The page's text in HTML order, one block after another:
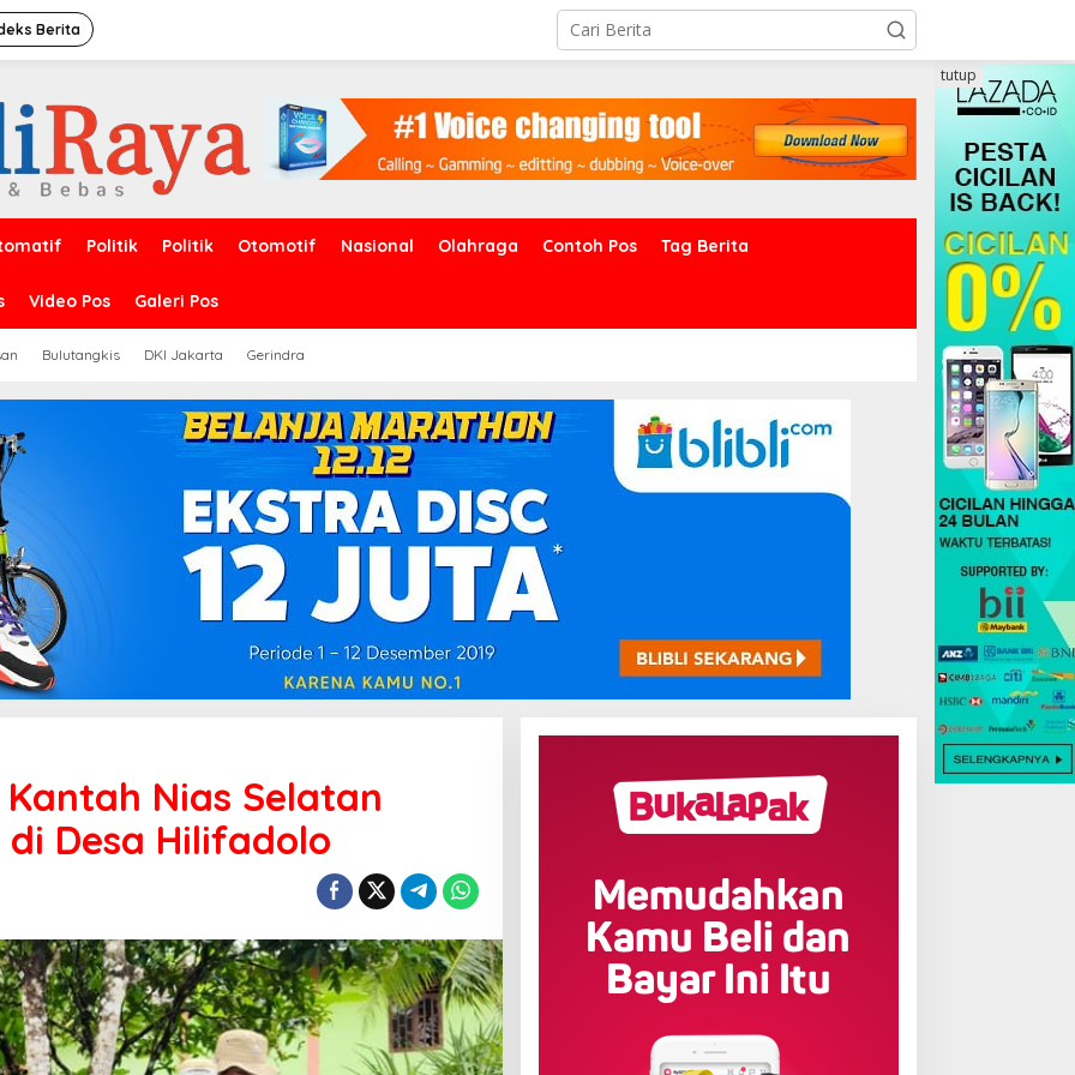
Berita
Politik Politik Otomotif Nasional Olahraga Contoh Pos Tag Berita
Video Pos Galeri Pos
Bulutangkis DKI Jakarta Gerindra
tutup
Nias Selatan
Desa Hilifadolo